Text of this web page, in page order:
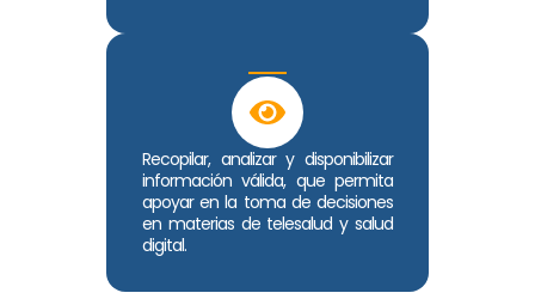
Recopilar, analizar y disponibilizar
información válida, que permita
apoyar en la toma de decisiones
en materias de telesalud y salud
digital.